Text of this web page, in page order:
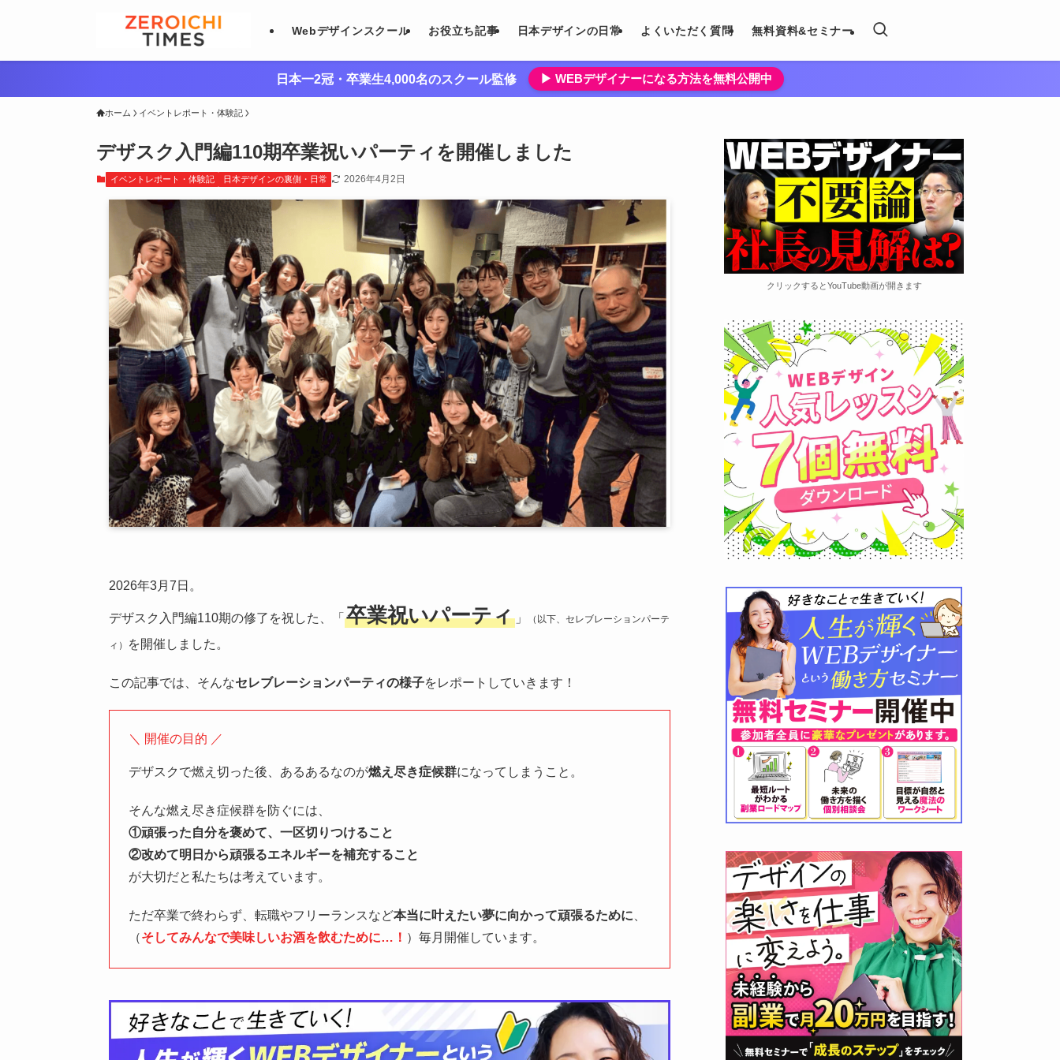
Webデザインスクール お役立ち記事 日本デザインの日常 よくいただく質問 無料資料&セミナー
日本一2冠・卒業生4,000名のスクール監修 ▶︎ WEBデザイナーになる方法を無料公開中
ホーム イベントレポート・体験記
デザスク入門編110期卒業祝いパーティを開催しました
イベントレポート・体験記 日本デザインの裏側・日常 2026年4月2日
2026年3月7日。
デザスク入門編110期の修了を祝した、「 卒業祝いパーティ 」 （以下、セレブレーションパーテ
ィ） を開催しました。
この記事では、そんなセレブレーションパーティの様子をレポートしていきます！
＼ 開催の目的 ／
デザスクで燃え切った後、あるあるなのが燃え尽き症候群になってしまうこと。
そんな燃え尽き症候群を防ぐには、
①頑張った自分を褒めて、一区切りつけること
②改めて明日から頑張るエネルギーを補充すること
が大切だと私たちは考えています。
ただ卒業で終わらず、転職やフリーランスなど本当に叶えたい夢に向かって頑張るために
（そしてみんなで美味しいお酒を飲むために…！ ）毎月開催しています。
クリックするとYouTube動画が開きます